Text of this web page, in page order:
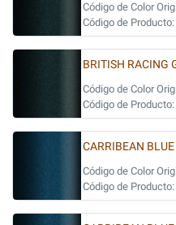
Código de Color
Código de Producto:
BRITISH RACING
Código de Color
Código de Producto:
CARRIBEAN
Código de Color
Código de Producto: